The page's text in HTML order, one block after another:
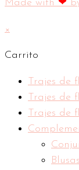
Made with ❤
×
Carrito
Trajes de
Trajes de
Trajes de